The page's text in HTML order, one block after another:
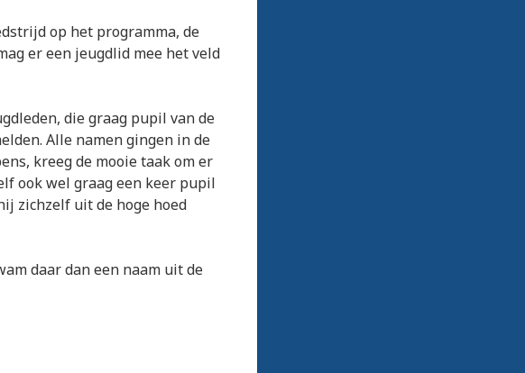
op het programma, de
er een jeugdlid mee het veld
die graag pupil van de
Alle namen gingen in de
kreeg de mooie taak om er
ook wel graag een keer pupil
zichzelf uit de hoge hoed
daar dan een naam uit de